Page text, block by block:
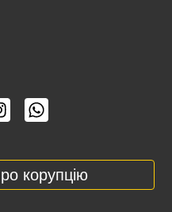
корупцію